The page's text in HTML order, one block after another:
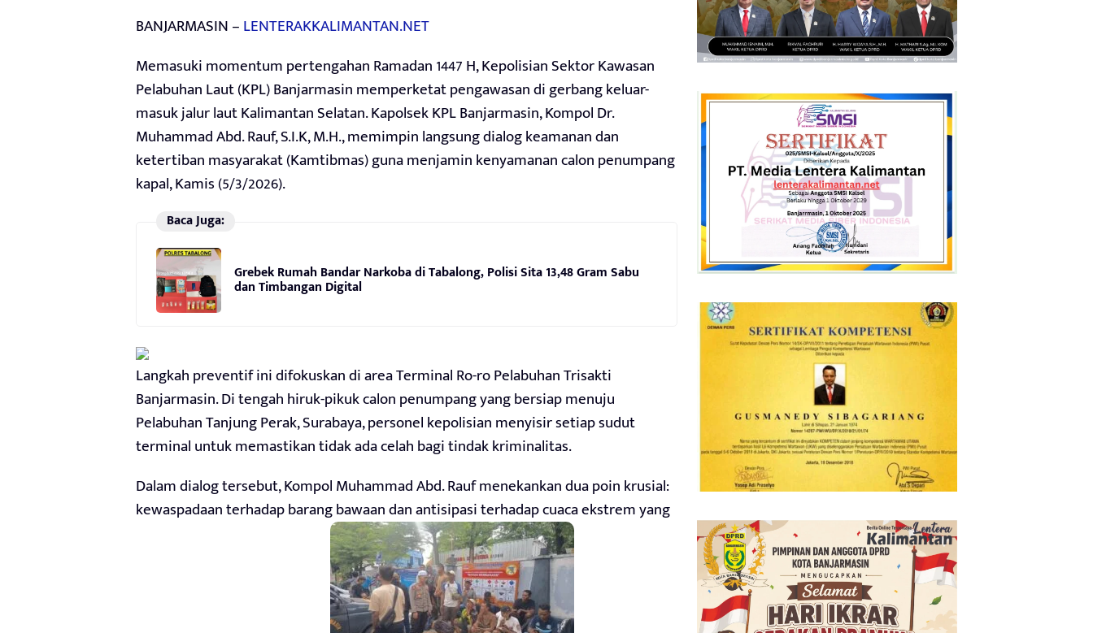
BANJARMASIN –LENTERAKKALIMANTAN.NET
Memasuki momentum pertengahan Ramadan 1447 H, Kepolisian Sektor Kawasan
Pelabuhan Laut (KPL) Banjarmasin memperketat pengawasan di gerbang keluar-
masuk jalur laut Kalimantan Selatan. Kapolsek KPL Banjarmasin, Kompol Dr.
Muhammad Abd. Rauf, S.I.K, M.H., memimpin langsung dialog keamanan dan
ketertiban masyarakat (Kamtibmas) guna menjamin kenyamanan calon penumpang
kapal, Kamis (5/3/2026).
Baca Juga:
Grebek Rumah Bandar Narkoba di Tabalong, Polisi Sita 13,48 Gram Sabu
dan Timbangan Digital
Langkah preventif ini difokuskan di area Terminal Ro-ro Pelabuhan Trisakti
Banjarmasin. Di tengah hiruk-pikuk calon penumpang yang bersiap menuju
Pelabuhan Tanjung Perak, Surabaya, personel kepolisian menyisir setiap sudut
terminal untuk memastikan tidak ada celah bagi tindak kriminalitas.
Dalam dialog tersebut, Kompol Muhammad Abd. Rauf menekankan dua poin krusial:
kewaspadaan terhadap barang bawaan dan antisipasi terhadap cuaca ekstrem yang